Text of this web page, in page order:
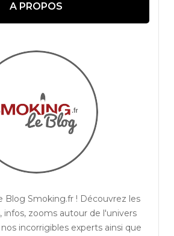
A PROPOS
Blog Smoking.fr ! Découvrez les
infos, zooms autour de l'univers
incorrigibles experts ainsi que